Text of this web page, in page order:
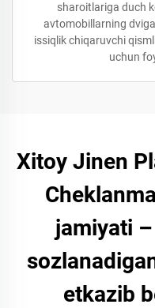
sharoitlariga duch
avtomobillarning
issiqlik chiqaruvchi
uchun
Xitoy Jinen
jamiyati
etkazib